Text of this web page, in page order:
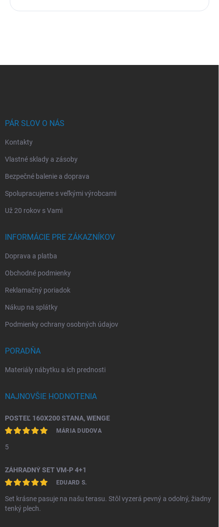
PÁR SLOV O NÁS
Kontakty
Vlastné sklady a zásoby
Bezpečné balenie a doprava
Spolupracujeme s veľkými výrobcami
Už 20 rokov s Vami
INFORMÁCIE PRE ZÁKAZNÍKOV
Doprava a platba
Obchodné podmienky
Reklamačný poriadok
Nákup na splátky
Podmienky ochrany osobných údajov
PORADŇA
Materiály nábytku a ich prednosti
NAJNOVŠIE HODNOTENIA
POSTEĽ 160X200 STANA, WENGE
MÁRIA DUDOVA
5
ZÁHRADNÝ SET VM-P 4+1
EDUARD S.
Set krásne pasuje na našu terasu. Stôl vyzerá pevný a odolný, žiadny
tenký plech.